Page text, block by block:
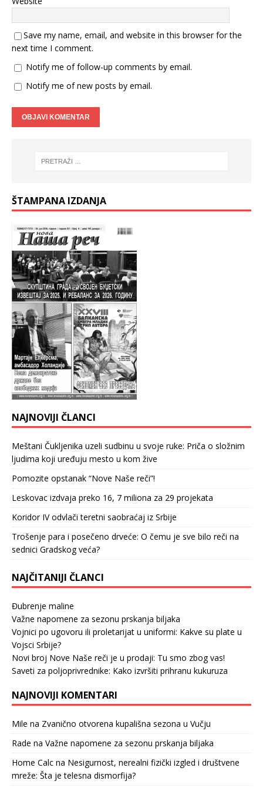
Save my name, email, and website in this browser for the
next time I comment.
Notify me of follow-up comments by email.
Notify me of new posts by email.
ŠTAMPANA IZDANJA
NAJNOVIJI ČLANCI
Meštani Čukljenika uzeli sudbinu u svoje ruke: Priča o složnim
ljudima koji uređuju mesto u kom žive
Pomozite opstanak “Nove Naše reči”!
Leskovac izdvaja preko 16, 7 miliona za 29 projekata
Koridor IV odvlači teretni saobraćaj iz Srbije
Trošenje para i posečeno drveće: O čemu je sve bilo reči na
sednici Gradskog veća?
NAJČITANIJI ČLANCI
Đubrenje maline
Važne napomene za sezonu prskanja biljaka
Vojnici po ugovoru ili proletarijat u uniformi: Kakve su plate u
Vojsci Srbije?
Novi broj Nove Naše reči je u prodaji: Tu smo zbog vas!
Saveti za poljoprivrednike: Kako izvršiti prihranu kukuruza
NAJNOVIJI KOMENTARI
Mile na Zvanično otvorena kupališna sezona u Vučju
Rade na Važne napomene za sezonu prskanja biljaka
Home Calc na Nesigurnost, nerealni fizički izgled i društvene
mreže: Šta je telesna dismorfija?